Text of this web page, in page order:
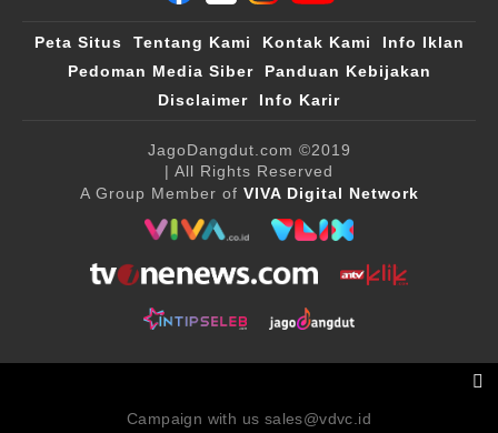
Peta Situs Tentang Kami Kontak Kami
Info Iklan
Pedoman Media Siber
Panduan Kebijakan
Disclaimer
Info Karir
JagoDangdut.com ©2019
| All Rights Reserved
A Group Member of VIVA Digital Network
